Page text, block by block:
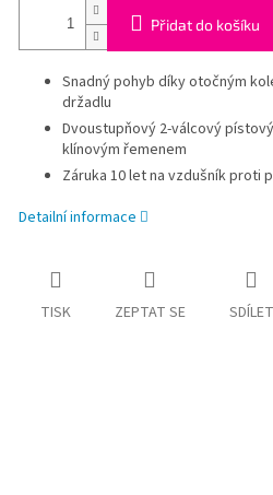
Přidat do košíku
Snadný pohyb díky otočným
držadlu
Dvoustupňový 2-válcový
klínovým řemenem
Záruka 10 let na vzdušník proti
Detailní informace
TISK ZEPTAT SE SDÍLET